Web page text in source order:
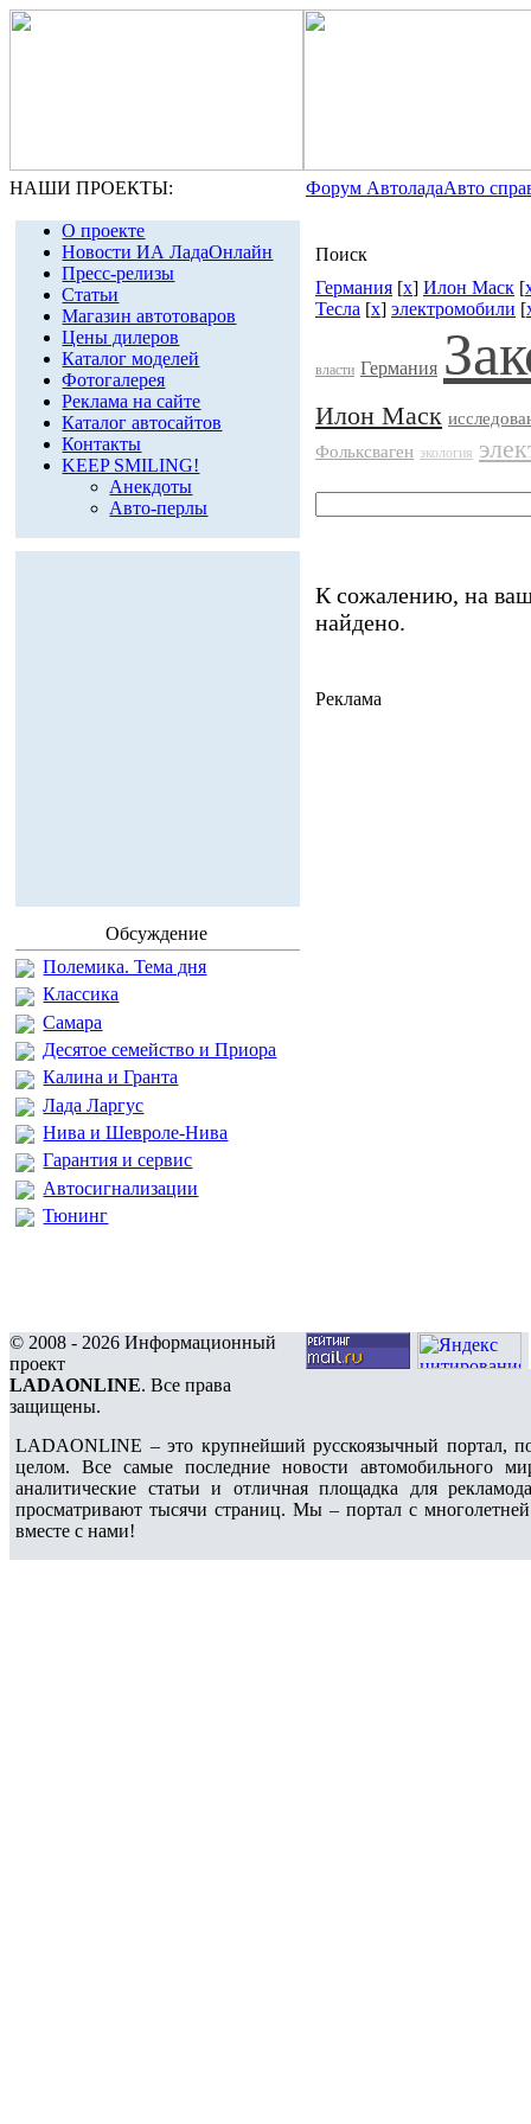
НАШИ ПРОЕКТЫ: Форум АвтоладаАвто
О проекте
Новости ИА ЛадаОнлайн
Пресс-релизы
Статьи
Магазин автотоваров
Цены дилеров
Каталог моделей
Фотогалерея
Реклама на сайте
Каталог автосайтов
Контакты
KEEP SMILING!
Анекдоты
Авто-перлы
Обсуждение
Полемика. Тема дня
Классика
Самара
Десятое семейство и Приора
Калина и Гранта
Лада Ларгус
Нива и Шевроле-Нива
Гарантия и сервис
Автосигнализации
Тюнинг
Поиск
Германия [x] Илон Маск [
Тесла [x] электромобили [
власти Германия
Илон Маск
Фольксваген экология
К сожалению, на
найдено.
Реклама
© 2008 - 2026 Информационный
проект
LADAONLINE. Все права
защищены.
LADAONLINE – это крупнейший русскоязычный портал,
целом. Все самые последние новости автомобильного
аналитические статьи и отличная площадка для
просматривают тысячи страниц. Мы – портал с
вместе с нами!